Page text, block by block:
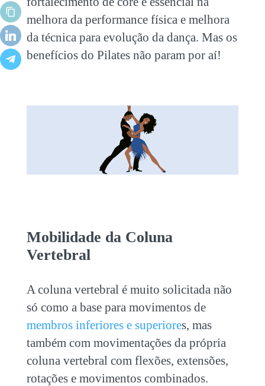
melhora da performance física e melhora
da técnica para evolução da dança. Mas os
benefícios do Pilates não param por aí!
Mobilidade da Coluna
Vertebral
A coluna vertebral é muito solicitada não
só como a base para movimentos de
membros inferiores e superiores, mas
também com movimentações da própria
coluna vertebral com flexões, extensões,
rotações e movimentos combinados.